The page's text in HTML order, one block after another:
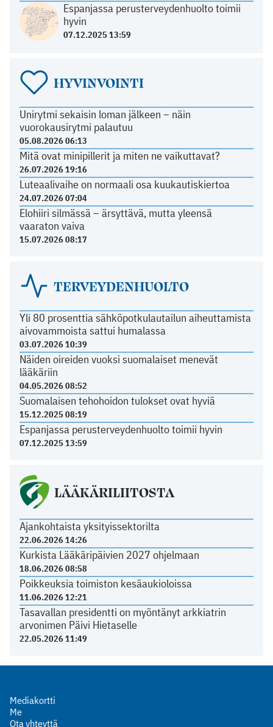
Espanjassa perusterveydenhuolto toimii
hyvin
07.12.2025 13:59
HYVINVOINTI
Unirytmi sekaisin loman jälkeen – näin
vuorokausirytmi palautuu
05.08.2026 06:13
Mitä ovat minipillerit ja miten ne vaikuttavat?
26.07.2026 19:16
Luteaalivaihe on normaali osa kuukautiskiertoa
24.07.2026 07:04
Elohiiri silmässä – ärsyttävä, mutta yleensä
vaaraton vaiva
15.07.2026 08:17
TERVEYDENHUOLTO
Yli 80 prosenttia sähköpotkulautailun aiheuttamista
aivovammoista sattui humalassa
03.07.2026 10:39
Näiden oireiden vuoksi suomalaiset menevät
lääkäriin
04.05.2026 08:52
Suomalaisen tehohoidon tulokset ovat hyviä
15.12.2025 08:19
Espanjassa perusterveydenhuolto toimii hyvin
07.12.2025 13:59
LÄÄKÄRILIITOSTA
Ajankohtaista yksityissektorilta
22.06.2026 14:26
Kurkista Lääkäripäivien 2027 ohjelmaan
18.06.2026 08:58
Poikkeuksia toimiston kesäaukioloissa
11.06.2026 12:21
Tasavallan presidentti on myöntänyt arkkiatrin
arvonimen Päivi Hietaselle
22.05.2026 11:49
Mediakortti
Me
Ota yhteyttä